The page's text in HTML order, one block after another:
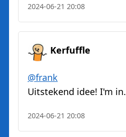
2024-06-21 20:08
Kerfuffle
@frank
Uitstekend idee! I'm in.
2024-06-21 20:08